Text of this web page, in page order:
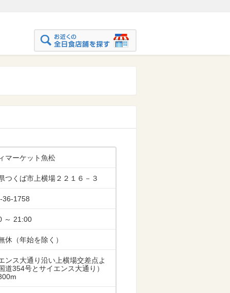
マーケット魚松
つくば市上横場２２１６－３
36-1758
～ 21:00
休（年始を除く）
ンス大通り沿い上横場交差点よ
道354号とサイエンス大通り）